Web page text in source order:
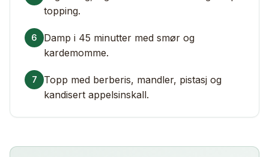
topping.
6
Damp i 45 minutter med smør og
kardemomme.
7
Topp med berberis, mandler, pistasj og
kandisert appelsinskall.